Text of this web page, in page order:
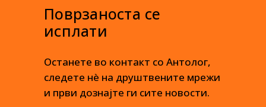
Поврзаноста се
исплати
Останете во контакт со Антолог,
следете нè на друштвените мрежи
и први дознајте ги сите новости.